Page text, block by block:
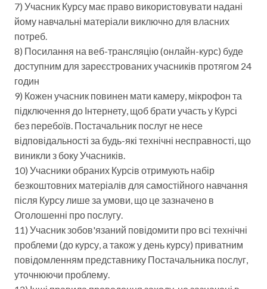
7) Учасник Курсу має право використовувати надані
йому навчальні матеріали виключно для власних
потреб.
8) Посилання на веб-трансляцію (онлайн-курс) буде
доступним для зареєстрованих учасників протягом 24
годин
9) Кожен учасник повинен мати камеру, мікрофон та
підключення до Інтернету, щоб брати участь у Курсі
без перебоїв. Постачальник послуг не несе
відповідальності за будь-які технічні несправності, що
виникли з боку Учасників.
10) Учасники обраних Курсів отримують набір
безкоштовних матеріалів для самостійного навчання
після Курсу лише за умови, що це зазначено в
Оголошенні про послугу.
11) Учасник зобов'язаний повідомити про всі технічні
проблеми (до курсу, а також у день курсу) приватним
повідомленням представнику Постачальника послуг,
уточнюючи проблему.